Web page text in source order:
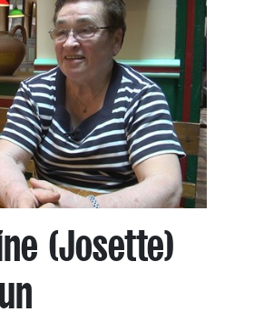
(Josette)